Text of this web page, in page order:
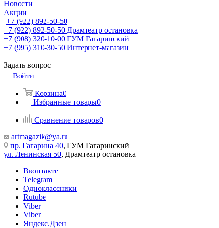
Новости
Акции
+7 (922) 892-50-50
+7 (922) 892-50-50 Драмтеатр остановка
+7 (908) 320-10-00 ГУМ Гагаринский
+7 (995) 310-30-50 Интернет-магазин
Задать вопрос
Войти
Корзина0
Избранные товары0
Сравнение товаров0
artmagazik@ya.ru
пр. Гагарина 40, ГУМ Гагаринский
ул. Ленинская 50, Драмтеатр остановка
Вконтакте
Telegram
Одноклассники
Rutube
Viber
Viber
Яндекс.Дзен